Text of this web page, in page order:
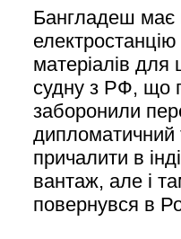
Бангладеш має
матеріалів для
судну з РФ, що
заборонили
причалити в
вантаж, але і
повернувся в